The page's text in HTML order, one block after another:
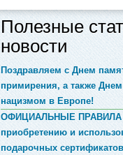
Полезные
новости
Поздравляем с Днем
примирения, а также
нацизмом в Европе!
ОФИЦИАЛЬНЫЕ ПРАВИЛА
приобретению и
подарочных